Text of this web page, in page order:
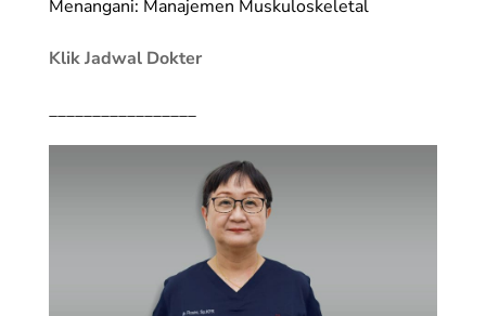
Menangani: Manajemen Muskuloskeletal
Klik Jadwal Dokter
_________________